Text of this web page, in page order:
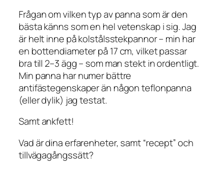
Frågan om vilken typ av panna som är den
bästa känns som en hel vetenskap i sig. Jag
är helt inne på kolstålsstekpannor – min har
en bottendiameter på 17 cm, vilket passar
bra till 2–3 ägg – som man stekt in ordentligt.
Min panna har numer bättre
antifästegenskaper än någon teflonpanna
(eller dylik) jag testat.
Samt ankfett!
Vad är dina erfarenheter, samt “recept” och
tillvägagångssätt?